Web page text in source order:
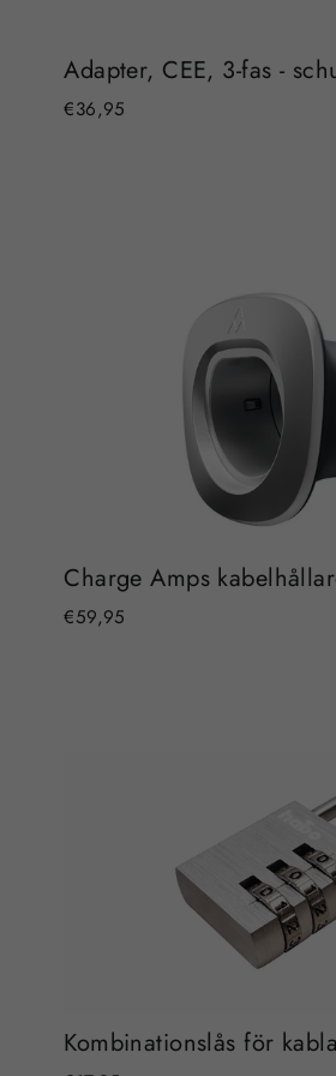
Adapter, CEE, 3-fas -
€36,95
Charge Amps
€59,95
Kombinationslås för